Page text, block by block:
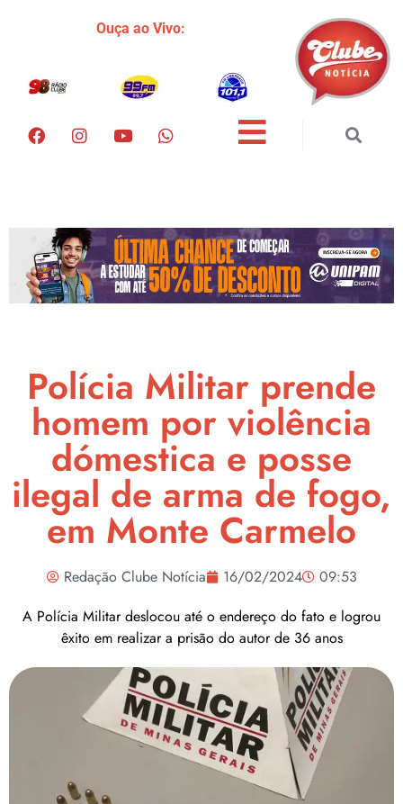
Ouça ao Vivo:
Polícia Militar prende
homem por violência
dómestica e posse
ilegal de arma de fogo,
em Monte Carmelo
Redação Clube Notícia 16/02/2024
09:53
A Polícia Militar deslocou até o endereço do fato e logrou
êxito em realizar a prisão do autor de 36 anos